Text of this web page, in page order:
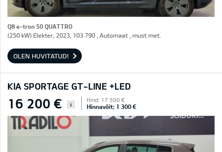
Q8 e-tron 50 QUATTRO
(250 kW) Elekter, 2023, 103 790 , Automaat , must met.
OLEN HUVITATUD!
KIA SPORTAGE GT-LINE +LED
16 200 € i
Hind: 17 500 €
Hinnavõit: 1 300 €